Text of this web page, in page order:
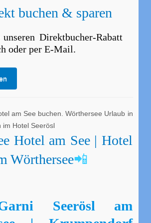
buchen & sparen
Direktbucher-Rabatt
oder per E-Mail.
Hotel am See | Hotel
Wörthersee📲
Seerösl am